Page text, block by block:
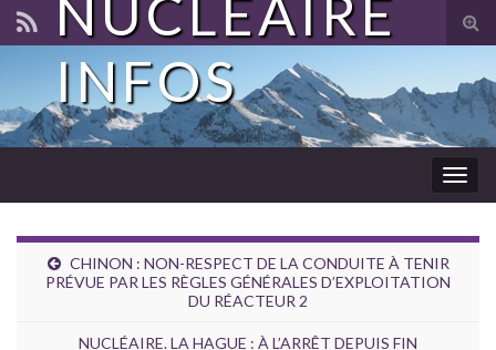
NUCLÉAIRE
INFOS
CHINON : NON-RESPECT DE LA CONDUITE À TENIR
PRÉVUE PAR LES RÈGLES GÉNÉRALES D’EXPLOITATION
DU RÉACTEUR 2
NUCLÉAIRE. LA HAGUE : À L’ARRÊT DEPUIS FIN